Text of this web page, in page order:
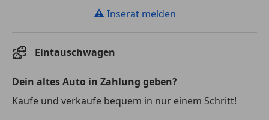
⚠ Inserat melden
Eintauschwagen
Dein altes Auto in Zahlung geben?
Kaufe und verkaufe bequem in nur einem Schritt!